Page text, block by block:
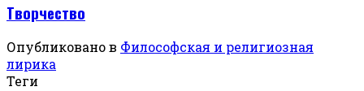
Творчество
Опубликовано в Философская и религиозная
лирика
Теги